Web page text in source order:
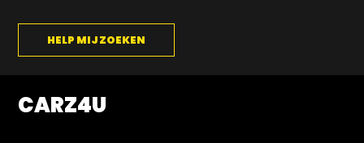
HELP MIJ ZOEKEN
CARZ4U